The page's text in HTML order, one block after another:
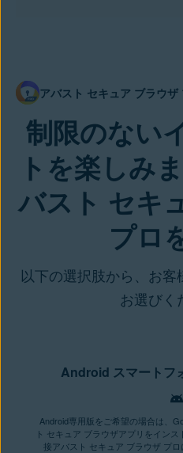
アバスト セキュア ブラウザ
制限のない
トを楽しみ
バスト セキ
プロ
以下の選択肢から、お
お選びく
Android スマートフ
Android専用版をご希望の場合は、
ト セキュア ブラウザアプリをイン
接アバスト セキュア ブラウザ プロ